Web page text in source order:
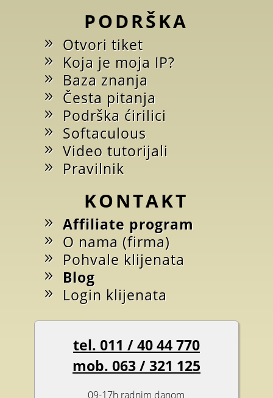
PODRŠKA
Otvori tiket
Koja je moja IP?
Baza znanja
Česta pitanja
Podrška ćirilici
Softaculous
Video tutorijali
Pravilnik
KONTAKT
Affiliate program
O nama (firma)
Pohvale klijenata
Blog
Login klijenata
tel. 011 / 40 44 770
mob. 063 / 321 125
09-17h radnim danom